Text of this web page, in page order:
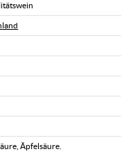
Äpfelsäure.